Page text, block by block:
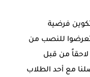
فرضية
تعرضوا للنصب من
من قبل
مع أحد الطلاب